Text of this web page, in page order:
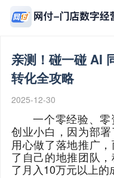
亲测！碰一碰 AI
转化全攻略
2025-12-30
一个零经验、
创业小白，因为部
用心做了落地推广
了自己的地推团队
了月入10万元以上的